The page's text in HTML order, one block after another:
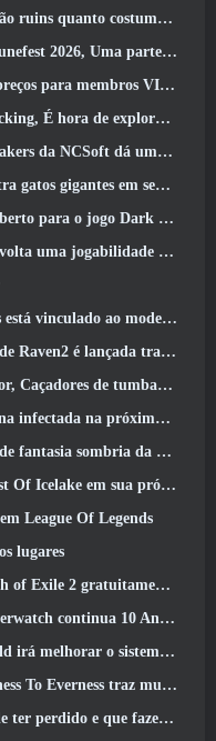
quanto costumavam ser
do 25º aniversário do RuneScape IP
VIP do Lord Of The Rings Online
a cidade noturna em ondas uivantes
que esperar do próximo teste do prólogo
na última atualização de Where Winds Meet
Extraction, Caçador da Névoa
de MMORPG e CBT abre em junho 4
modelo de serviço ao vivo F2P?
consigo a nova classe Warlord
Lançamentos no Ocidente
atualização do Eterspire
Of The Uncrown, durante o Steam Next Fest
próxima atualização Steampunk
League Of Legends
lugares
neste fim de semana
10 Aniversário do ano
o sistema de fábrica
traz muito para a mesa
fazem parte do Steam Ocean Fest